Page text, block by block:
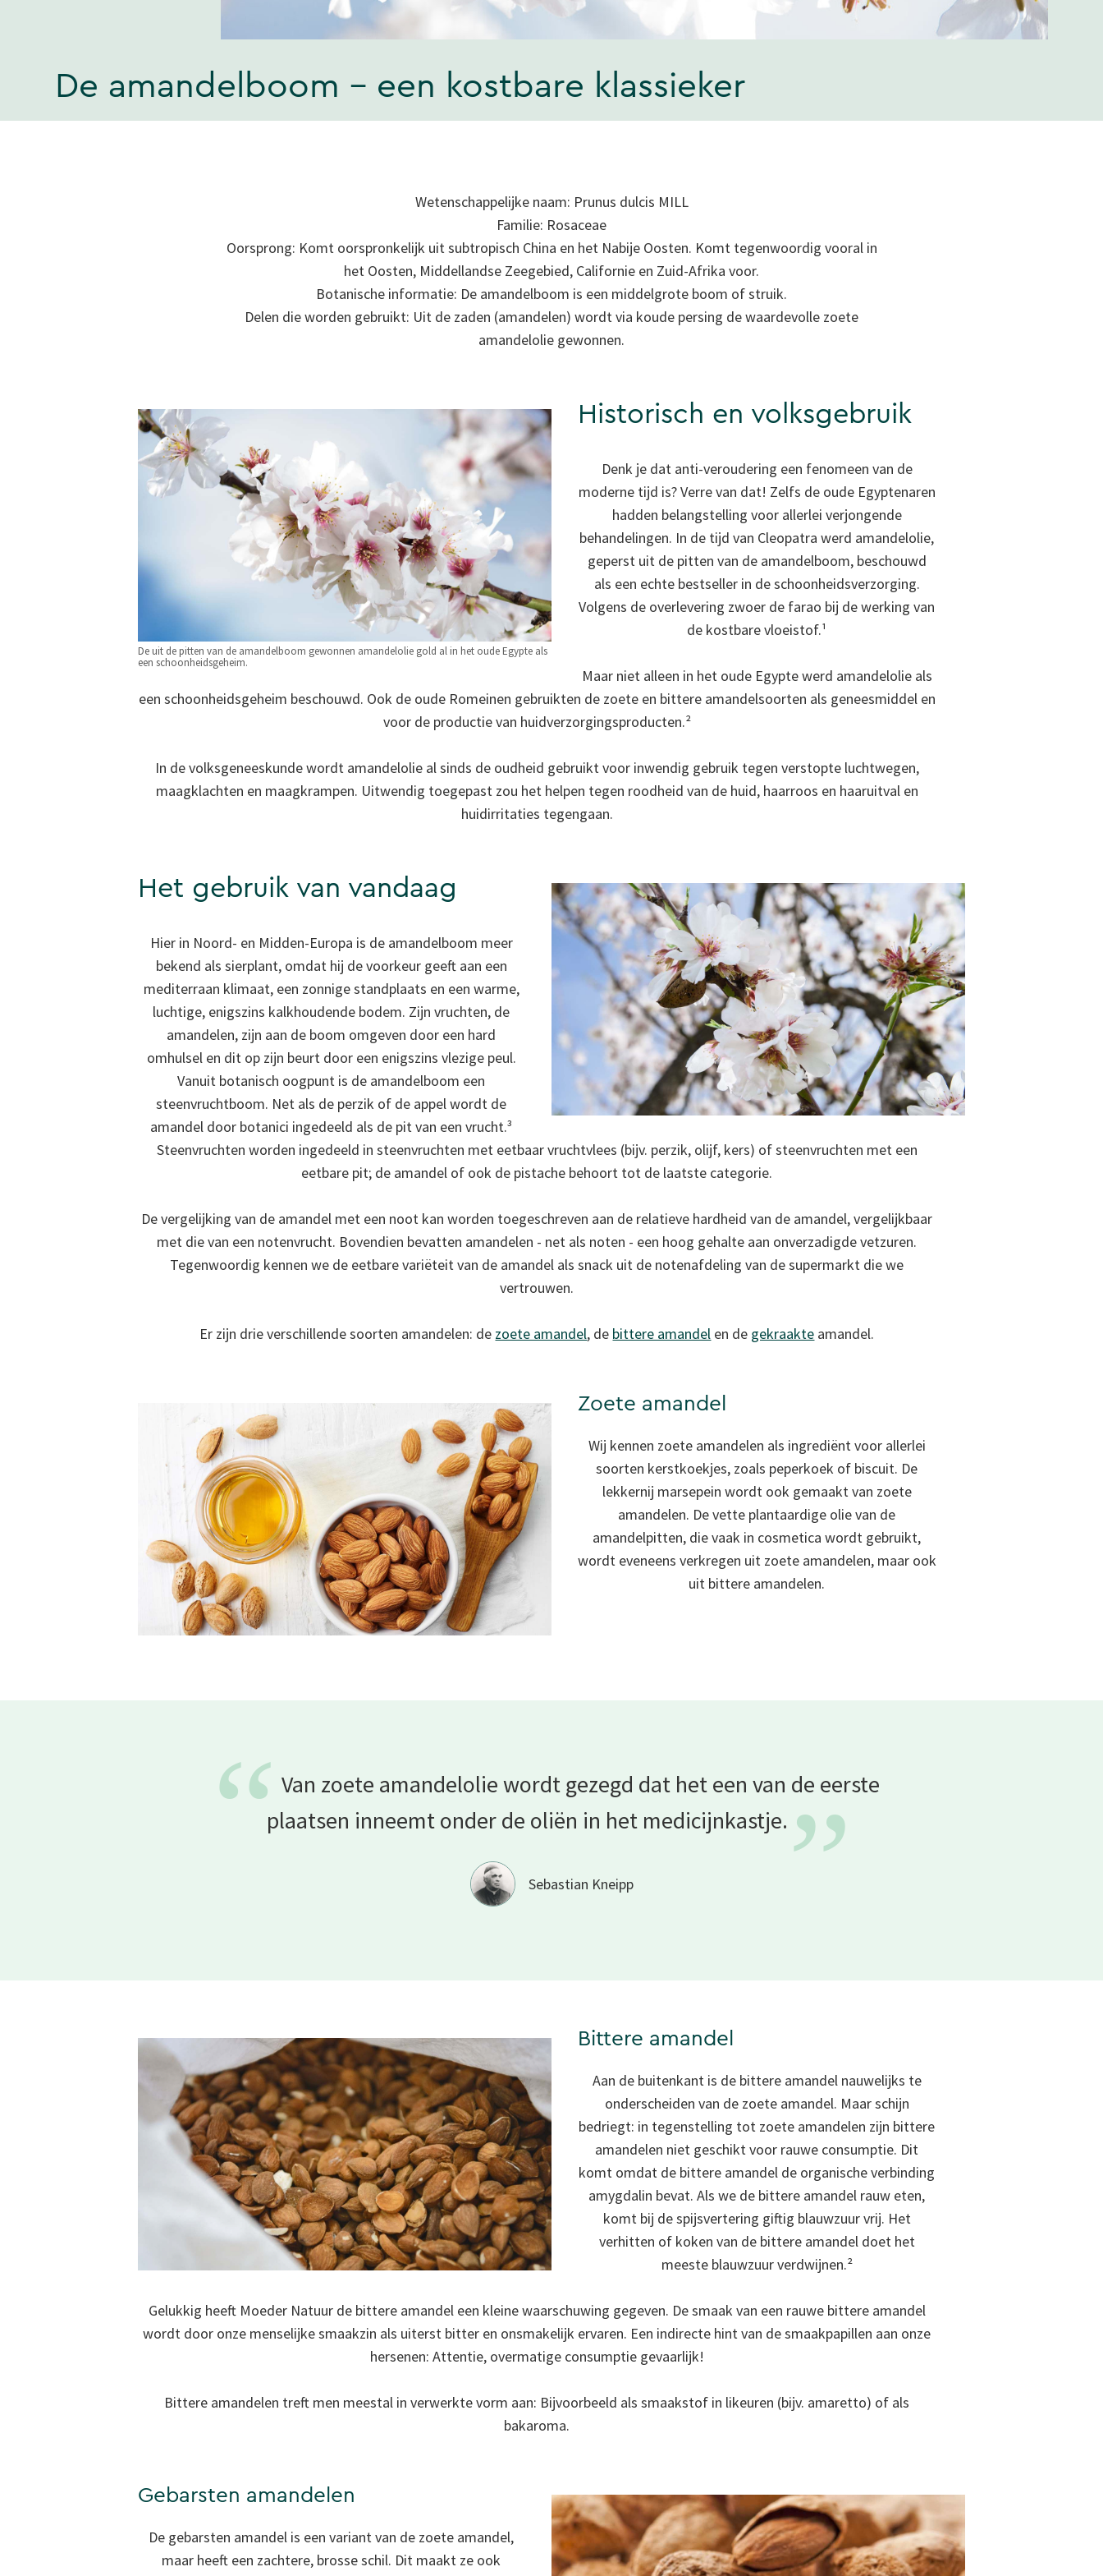
De amandelboom - een kostbare klassieker
Wetenschappelijke naam: Prunus dulcis MILL
Familie: Rosaceae
Oorsprong: Komt oorspronkelijk uit subtropisch China en het Nabije Oosten. Komt tegenwoordig vooral in
het Oosten, Middellandse Zeegebied, Californie en Zuid-Afrika voor.
Botanische informatie: De amandelboom is een middelgrote boom of struik.
Delen die worden gebruikt: Uit de zaden (amandelen) wordt via koude persing de waardevolle zoete
amandelolie gewonnen.
De uit de pitten van de amandelboom gewonnen amandelolie gold al in het oude Egypte als
een schoonheidsgeheim.
Historisch en volksgebruik
Denk je dat anti-veroudering een fenomeen van de
moderne tijd is? Verre van dat! Zelfs de oude Egyptenaren
hadden belangstelling voor allerlei verjongende
behandelingen. In de tijd van Cleopatra werd amandelolie,
geperst uit de pitten van de amandelboom, beschouwd
als een echte bestseller in de schoonheidsverzorging.
Volgens de overlevering zwoer de farao bij de werking van
de kostbare vloeistof.¹
Maar niet alleen in het oude Egypte werd amandelolie als
een schoonheidsgeheim beschouwd. Ook de oude Romeinen gebruikten de zoete en bittere amandelsoorten als geneesmiddel en
voor de productie van huidverzorgingsproducten.²
In de volksgeneeskunde wordt amandelolie al sinds de oudheid gebruikt voor inwendig gebruik tegen verstopte luchtwegen,
maagklachten en maagkrampen. Uitwendig toegepast zou het helpen tegen roodheid van de huid, haarroos en haaruitval en
huidirritaties tegengaan.
Het gebruik van vandaag
Hier in Noord- en Midden-Europa is de amandelboom meer
bekend als sierplant, omdat hij de voorkeur geeft aan een
mediterraan klimaat, een zonnige standplaats en een warme,
luchtige, enigszins kalkhoudende bodem. Zijn vruchten, de
amandelen, zijn aan de boom omgeven door een hard
omhulsel en dit op zijn beurt door een enigszins vlezige peul.
Vanuit botanisch oogpunt is de amandelboom een
steenvruchtboom. Net als de perzik of de appel wordt de
amandel door botanici ingedeeld als de pit van een vrucht.³
Steenvruchten worden ingedeeld in steenvruchten met eetbaar vruchtvlees (bijv. perzik, olijf, kers) of steenvruchten met een
eetbare pit; de amandel of ook de pistache behoort tot de laatste categorie.
De vergelijking van de amandel met een noot kan worden toegeschreven aan de relatieve hardheid van de amandel, vergelijkbaar
met die van een notenvrucht. Bovendien bevatten amandelen - net als noten - een hoog gehalte aan onverzadigde vetzuren.
Tegenwoordig kennen we de eetbare variëteit van de amandel als snack uit de notenafdeling van de supermarkt die we
vertrouwen.
Er zijn drie verschillende soorten amandelen: de zoete amandel, de bittere amandel en de gekraakte amandel.
Zoete amandel
Wij kennen zoete amandelen als ingrediënt voor allerlei
soorten kerstkoekjes, zoals peperkoek of biscuit. De
lekkernij marsepein wordt ook gemaakt van zoete
amandelen. De vette plantaardige olie van de
amandelpitten, die vaak in cosmetica wordt gebruikt,
wordt eveneens verkregen uit zoete amandelen, maar ook
uit bittere amandelen.
“Van zoete amandelolie wordt gezegd dat het een van de eerste
plaatsen inneemt onder de oliën in het medicijnkastje. ”
Sebastian Kneipp
Bittere amandel
Aan de buitenkant is de bittere amandel nauwelijks te
onderscheiden van de zoete amandel. Maar schijn
bedriegt: in tegenstelling tot zoete amandelen zijn bittere
amandelen niet geschikt voor rauwe consumptie. Dit
komt omdat de bittere amandel de organische verbinding
amygdalin bevat. Als we de bittere amandel rauw eten,
komt bij de spijsvertering giftig blauwzuur vrij. Het
verhitten of koken van de bittere amandel doet het
meeste blauwzuur verdwijnen.²
Gelukkig heeft Moeder Natuur de bittere amandel een kleine waarschuwing gegeven. De smaak van een rauwe bittere amandel
wordt door onze menselijke smaakzin als uiterst bitter en onsmakelijk ervaren. Een indirecte hint van de smaakpapillen aan onze
hersenen: Attentie, overmatige consumptie gevaarlijk!
Bittere amandelen treft men meestal in verwerkte vorm aan: Bijvoorbeeld als smaakstof in likeuren (bijv. amaretto) of als
bakaroma.
Gebarsten amandelen
De gebarsten amandel is een variant van de zoete amandel,
maar heeft een zachtere, brosse schil. Dit maakt ze ook